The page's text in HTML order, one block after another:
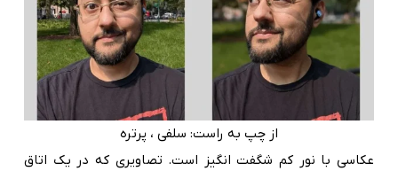
از چپ به راست: سلفی ، پرتره
عکاسی با نور کم شگفت انگیز است. تصاویری که در یک اتاق